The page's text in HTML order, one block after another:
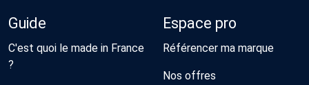
Guide
C'est quoi le made in France
?
Espace pro
Référencer ma marque
Nos offres